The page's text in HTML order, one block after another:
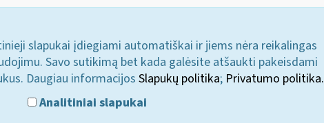
slapukai įdiegiami automatiškai ir jiems nėra reikalingas
Savo sutikimą bet kada galėsite atšaukti pakeisdami
Daugiau informacijos Slapukų politika; Privatumo politika.
Analitiniai slapukai